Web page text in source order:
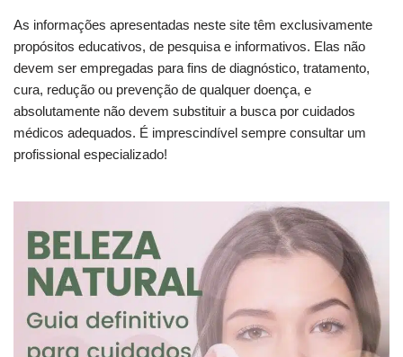
As informações apresentadas neste site têm exclusivamente
propósitos educativos, de pesquisa e informativos. Elas não
devem ser empregadas para fins de diagnóstico, tratamento,
cura, redução ou prevenção de qualquer doença, e
absolutamente não devem substituir a busca por cuidados
médicos adequados. É imprescindível sempre consultar um
profissional especializado!